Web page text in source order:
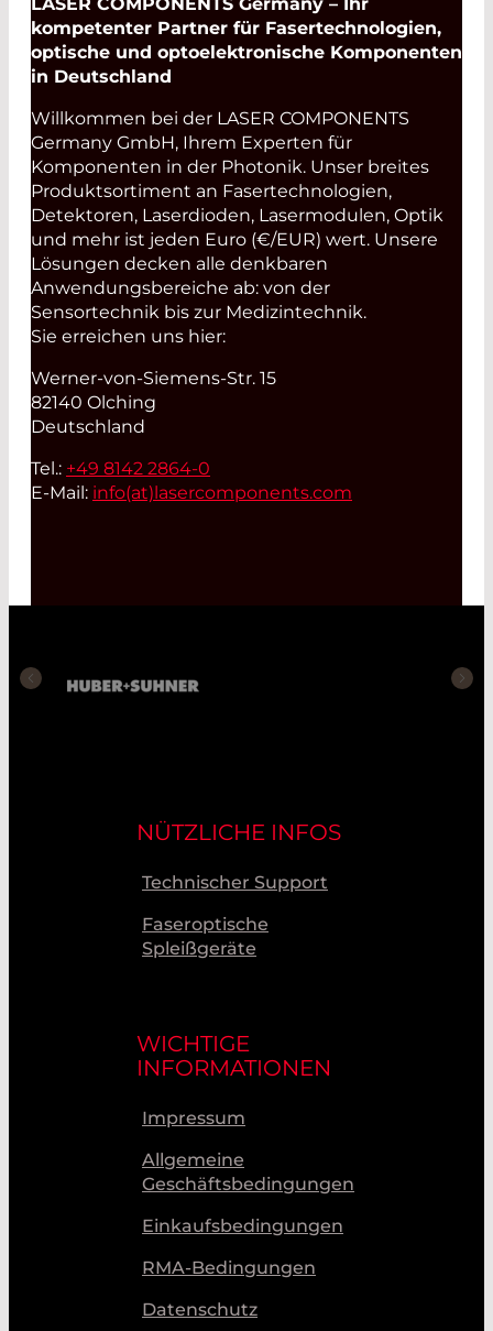
LASER COMPONENTS Germany – Ihr
kompetenter Partner für Fasertechnologien,
optische und optoelektronische Komponenten
in Deutschland
Willkommen bei der LASER COMPONENTS
Germany GmbH, Ihrem Experten für
Komponenten in der Photonik. Unser breites
Produktsortiment an Fasertechnologien,
Detektoren, Laserdioden, Lasermodulen, Optik
und mehr ist jeden Euro (€/EUR) wert. Unsere
Lösungen decken alle denkbaren
Anwendungsbereiche ab: von der
Sensortechnik bis zur Medizintechnik.
Sie erreichen uns hier:
Werner-von-Siemens-Str. 15
82140 Olching
Deutschland
Tel.: +49 8142 2864-0
E-Mail: info(at) lasercomponents.com
NÜTZLICHE INFOS
Technischer Support
Faseroptische
Spleißgeräte
WICHTIGE
INFORMATIONEN
Impressum
Allgemeine
Geschäftsbedingungen
Einkaufsbedingungen
RMA-Bedingungen
Datenschutz